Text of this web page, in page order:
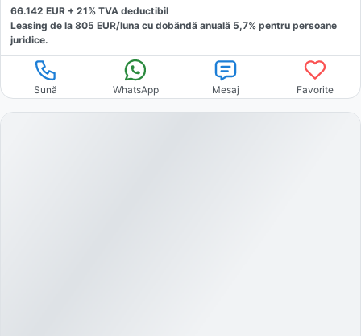
66.142 EUR + 21% TVA deductibil
Leasing de la 805 EUR/luna cu dobăndă anuală 5,7% pentru persoane
juridice.
Sună WhatsApp Mesaj Favorite